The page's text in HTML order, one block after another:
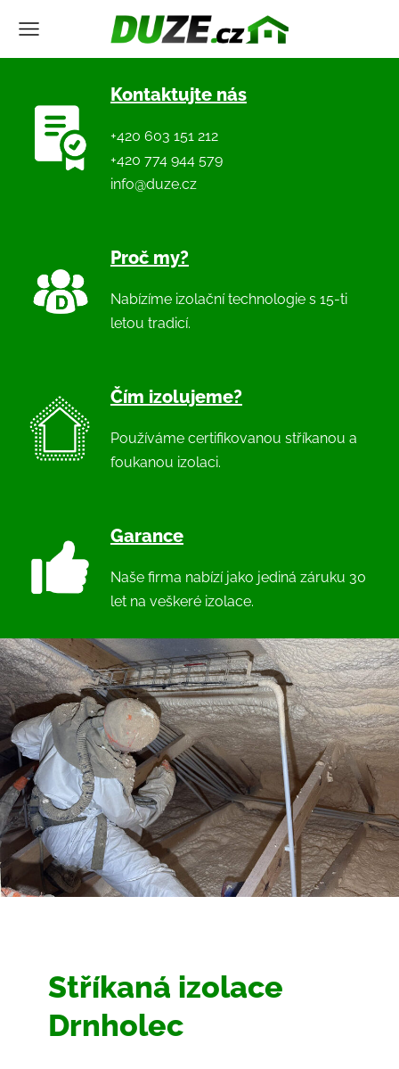
Kontaktujte nás
+420 603 151 212
+420 774 944 579
info@duze.cz
Proč my?
Nabízíme izolační technologie s 15-ti
letou tradicí.
Čím izolujeme?
Používáme certifikovanou stříkanou a
foukanou izolaci.
Garance
Naše firma nabízí jako jediná záruku 30
let na veškeré izolace.
Stříkaná izolace
Drnholec